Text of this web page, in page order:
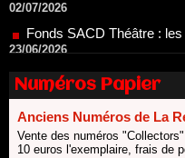
23/06/2026
Dispositif ARTCENA
20/06/2026
Le palmarès des prix
18/06/2026
Les 10 lauréats du Fonds
SACD
13/06/2026
Numéros Papier
Anciens Numéros de La
Vente des numéros
10 euros l'exemplaire, frais de